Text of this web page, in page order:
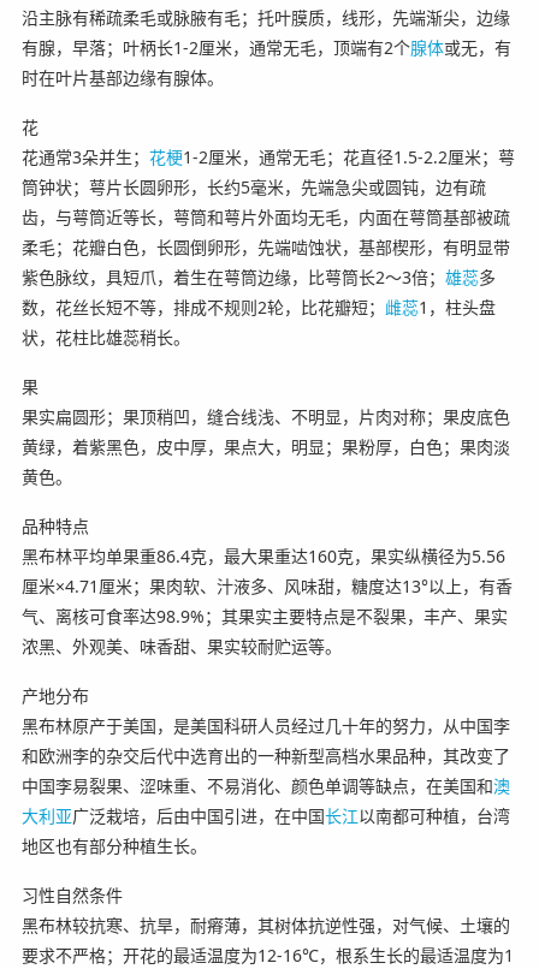
沿主脉有稀疏柔毛或脉腋有毛；托叶膜质，线形，先端渐尖，边缘
有腺，早落；叶柄长1-2厘米，通常无毛，顶端有2个腺体或无，有
时在叶片基部边缘有腺体。
花
花通常3朵并生； 花梗1-2厘米，通常无毛；花直径1.5-2.2厘米；萼
筒钟状；萼片长圆卵形，长约5毫米，先端急尖或圆钝，边有疏
齿，与萼筒近等长，萼筒和萼片外面均无毛，内面在萼筒基部被疏
柔毛；花瓣白色，长圆倒卵形，先端啮蚀状，基部楔形，有明显带
紫色脉纹，具短爪，着生在萼筒边缘，比萼筒长2～3倍； 雄蕊多
数，花丝长短不等，排成不规则2轮，比花瓣短； 雌蕊1，柱头盘
状，花柱比雄蕊稍长。
果
果实扁圆形；果顶稍凹，缝合线浅、不明显，片肉对称；果皮底色
黄绿，着紫黑色，皮中厚，果点大，明显；果粉厚，白色；果肉淡
黄色。
品种特点
黑布林平均单果重86.4克，最大果重达160克，果实纵横径为5.56
厘米×4.71厘米；果肉软、汁液多、风味甜，糖度达13°以上，有香
气、离核可食率达98.9%；其果实主要特点是不裂果，丰产、果实
浓黑、外观美、味香甜、果实较耐贮运等。
产地分布
黑布林原产于美国，是美国科研人员经过几十年的努力，从中国李
和欧洲李的杂交后代中选育出的一种新型高档水果品种，其改变了
中国李易裂果、涩味重、不易消化、颜色单调等缺点，在美国和澳
大利亚广泛栽培，后由中国引进，在中国长江以南都可种植，台湾
地区也有部分种植生长。
习性自然条件
黑布林较抗寒、抗旱，耐瘠薄，其树体抗逆性强，对气候、土壤的
要求不严格；开花的最适温度为12-16℃，根系生长的最适温度为1